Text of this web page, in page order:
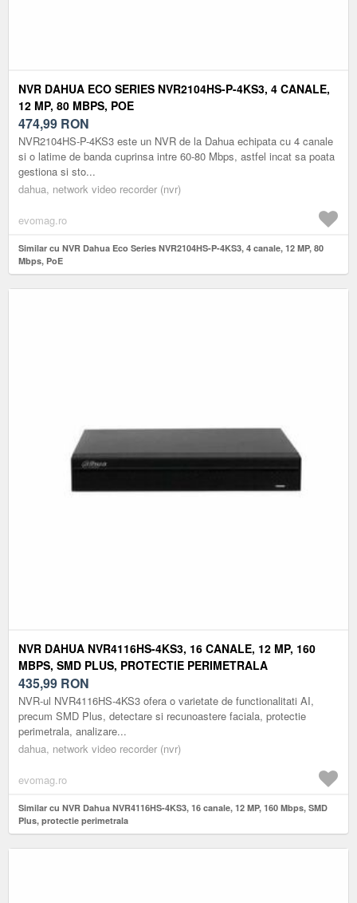
NVR DAHUA ECO SERIES NVR2104HS-P-4KS3, 4 CANALE,
12 MP, 80 MBPS, POE
474,99 RON
NVR2104HS-P-4KS3 este un NVR de la Dahua echipata cu 4 canale
si o latime de banda cuprinsa intre 60-80 Mbps, astfel incat sa poata
gestiona si sto...
dahua, network video recorder (nvr)
evomag.ro
Similar cu NVR Dahua Eco Series NVR2104HS-P-4KS3, 4 canale, 12 MP, 80
Mbps, PoE
NVR DAHUA NVR4116HS-4KS3, 16 CANALE, 12 MP, 160
MBPS, SMD PLUS, PROTECTIE PERIMETRALA
435,99 RON
NVR-ul NVR4116HS-4KS3 ofera o varietate de functionalitati AI,
precum SMD Plus, detectare si recunoastere faciala, protectie
perimetrala, analizare...
dahua, network video recorder (nvr)
evomag.ro
Similar cu NVR Dahua NVR4116HS-4KS3, 16 canale, 12 MP, 160 Mbps, SMD
Plus, protectie perimetrala